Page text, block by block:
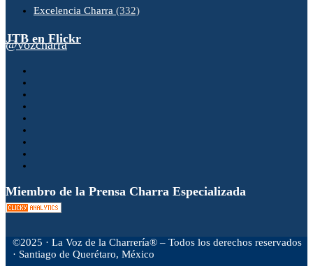
Excelencia Charra (332)
JTB en Flickr
@vozcharra
Miembro de la Prensa Charra Especializada
©2025 · La Voz de la Charrería® – Todos los derechos reservados
· Santiago de Querétaro, México